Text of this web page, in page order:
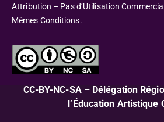
Attribution – Pas d’Utilisation
Mêmes Conditions.
CC-BY-NC-SA – Délégation
l’Éducation Artistique